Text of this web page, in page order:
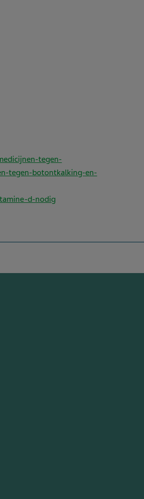
tegen-
tegen-botontkalking-en-
d-nodig